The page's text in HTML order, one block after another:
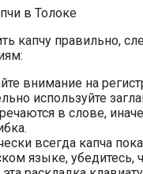
капчу правильно,
внимание на
используйте
в слове,
всегда капча
языке, убедитесь,